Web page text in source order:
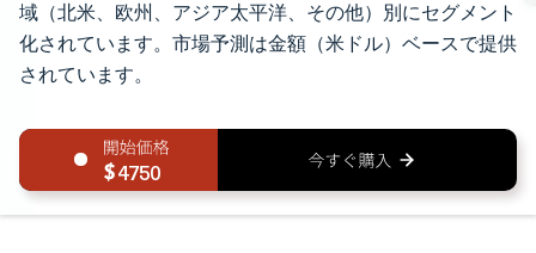
域（北米、欧州、アジア太平洋、その他）別にセグメント
化されています。市場予測は金額（米ドル）ベースで提供
されています。
4750